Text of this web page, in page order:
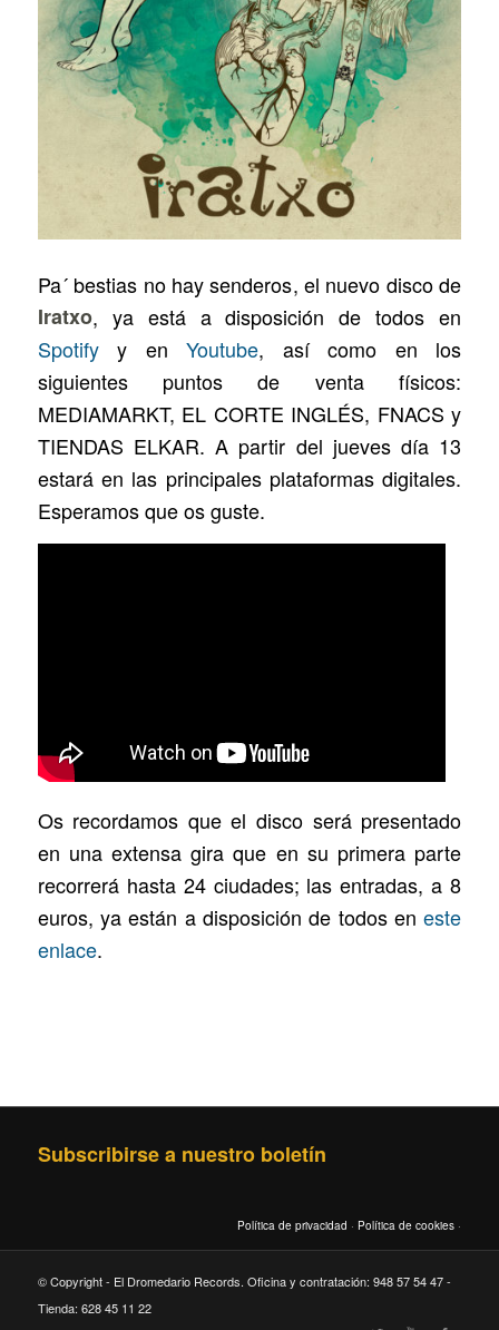
Pa´ bestias no hay senderos, el nuevo disco de
Iratxo, ya está a disposición de todos en
Spotifyy enYoutube, así como en los
siguientes puntos de venta físicos:
MEDIAMARKT, EL CORTE INGLÉS, FNACS y
TIENDAS ELKAR. A partir del jueves día 13
estará en las principales plataformas digitales.
Esperamos que os guste.
Os recordamos que el disco será presentado
en una extensa gira que en su primera parte
recorrerá hasta 24 ciudades; las entradas, a 8
euros, ya están a disposición de todos eneste
enlace.
Subscribirse a nuestro boletín
Política de privacidad · Política de cookies ·
© Copyright - El Dromedario Records. Oficina y contratación: 948 57 54 47 -
Tienda: 628 45 11 22